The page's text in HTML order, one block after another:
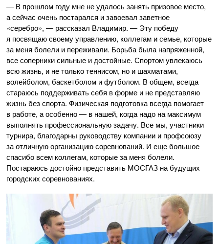
— В прошлом году мне не удалось занять призовое место,
а сейчас очень постарался и завоевал заветное
«серебро», — рассказал Владимир. — Эту победу
я посвящаю своему управлению, коллегам и семье, которые
за меня болели и переживали. Борьба была напряженной,
все соперники сильные и достойные. Спортом увлекаюсь
всю жизнь, и не только теннисом, но и шахматами,
волейболом, баскетболом и футболом. В общем, всегда
стараюсь поддерживать себя в форме и не представляю
жизнь без спорта. Физическая подготовка всегда помогает
в работе, а особенно — в нашей, когда надо на максимум
выполнять профессиональную задачу. Все мы, участники
турнира, благодарны руководству компании и профсоюзу
за отличную организацию соревнований. И еще большое
спасибо всем коллегам, которые за меня болели.
Постараюсь достойно представить МОСГАЗ на будущих
городских соревнованиях.